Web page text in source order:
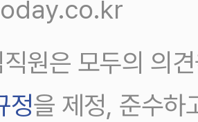
원은 모두의 의
정을 제정, 준수하